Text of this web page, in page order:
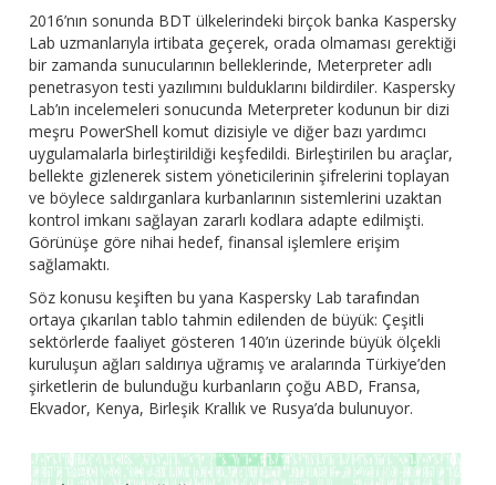
2016’nın sonunda BDT ülkelerindeki birçok banka Kaspersky
Lab uzmanlarıyla irtibata geçerek, orada olmaması gerektiği
bir zamanda sunucularının belleklerinde, Meterpreter adlı
penetrasyon testi yazılımını bulduklarını bildirdiler. Kaspersky
Lab’ın incelemeleri sonucunda Meterpreter kodunun bir dizi
meşru PowerShell komut dizisiyle ve diğer bazı yardımcı
uygulamalarla birleştirildiği keşfedildi. Birleştirilen bu araçlar,
bellekte gizlenerek sistem yöneticilerinin şifrelerini toplayan
ve böylece saldırganlara kurbanlarının sistemlerini uzaktan
kontrol imkanı sağlayan zararlı kodlara adapte edilmişti.
Görünüşe göre nihai hedef, finansal işlemlere erişim
sağlamaktı.
Söz konusu keşiften bu yana Kaspersky Lab tarafından
ortaya çıkarılan tablo tahmin edilenden de büyük: Çeşitli
sektörlerde faaliyet gösteren 140’ın üzerinde büyük ölçekli
kuruluşun ağları saldırıya uğramış ve aralarında Türkiye’den
şirketlerin de bulunduğu kurbanların çoğu ABD, Fransa,
Ekvador, Kenya, Birleşik Krallık ve Rusya’da bulunuyor.